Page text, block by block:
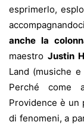
esprimerlo,
anche la
maestroJustin
Land (musiche
Perché come
Providence è un
di fenomeni, a